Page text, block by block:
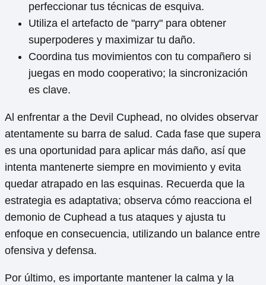
perfeccionar tus técnicas de esquiva.
Utiliza el artefacto de "parry" para obtener
superpoderes y maximizar tu daño.
Coordina tus movimientos con tu compañero si
juegas en modo cooperativo; la sincronización
es clave.
Al enfrentar a the Devil Cuphead, no olvides observar
atentamente su barra de salud. Cada fase que supera
es una oportunidad para aplicar más daño, así que
intenta mantenerte siempre en movimiento y evita
quedar atrapado en las esquinas. Recuerda que la
estrategia es adaptativa; observa cómo reacciona el
demonio de Cuphead a tus ataques y ajusta tu
enfoque en consecuencia, utilizando un balance entre
ofensiva y defensa.
Por último, es importante mantener la calma y la